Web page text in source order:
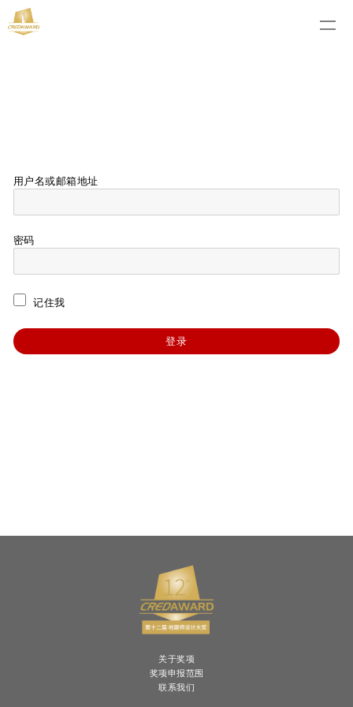
用户名或邮箱地址
密码
记住我
关于奖项
奖项申报范围
联系我们